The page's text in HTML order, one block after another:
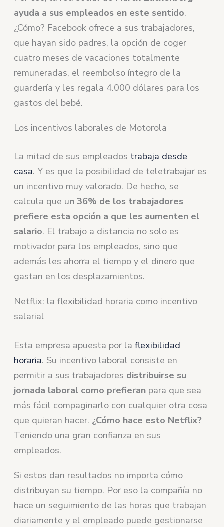
ayuda a sus empleados en este sentido.
¿Cómo? Facebook ofrece a sus trabajadores,
que hayan sido padres, la opción de coger
cuatro meses de vacaciones totalmente
remuneradas, el reembolso íntegro de la
guardería y les regala 4.000 dólares para los
gastos del bebé.
Los incentivos laborales de Motorola
La mitad de sus empleados trabaja desde
casa. Y es que la posibilidad de teletrabajar es
un incentivo muy valorado. De hecho, se
calcula que un 36% de los trabajadores
prefiere esta opción a que les aumenten el
salario. El trabajo a distancia no solo es
motivador para los empleados, sino que
además les ahorra el tiempo y el dinero que
gastan en los desplazamientos.
Netflix: la flexibilidad horaria como incentivo
salarial
Esta empresa apuesta por laflexibilidad
horaria. Su incentivo laboral consiste en
permitir a sus trabajadores distribuirse su
jornada laboral como prefieran para que sea
más fácil compaginarlo con cualquier otra cosa
que quieran hacer. ¿Cómo hace esto Netflix?
Teniendo una gran confianza en sus
empleados.
Si estos dan resultados no importa cómo
distribuyan su tiempo. Por eso la compañía no
hace un seguimiento de las horas que trabajan
diariamente y el empleado puede gestionarse